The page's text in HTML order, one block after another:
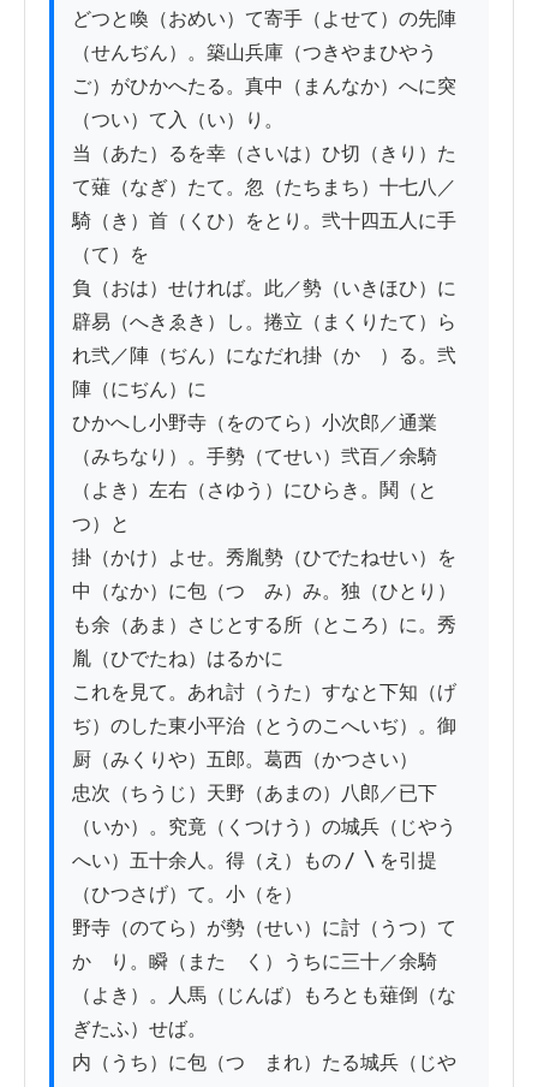
どつと喚（おめい）て寄手（よせて）の先陣
（せんぢん）。築山兵庫（つきやまひやう
ご）がひかへたる。真中（まんなか）へに突
（つい）て入（い）り。
当（あた）るを幸（さいは）ひ切（きり）た
て薙（なぎ）たて。忽（たちまち）十七八／
騎（き）首（くひ）をとり。弐十四五人に手
（て）を
負（おは）せければ。此／勢（いきほひ）に
辟易（へきゑき）し。捲立（まくりたて）ら
れ弐／陣（ぢん）になだれ掛（かゝ）る。弐
陣（にぢん）に
ひかへし小野寺（をのてら）小次郎／通業
（みちなり）。手勢（てせい）弐百／余騎
（よき）左右（さゆう）にひらき。鬨（と
つ）と
掛（かけ）よせ。秀胤勢（ひでたねせい）を
中（なか）に包（つゝみ）み。独（ひとり）
も余（あま）さじとする所（ところ）に。秀
胤（ひでたね）はるかに
これを見て。あれ討（うた）すなと下知（げ
ぢ）のした東小平治（とうのこへいぢ）。御
厨（みくりや）五郎。葛西（かつさい）
忠次（ちうじ）天野（あまの）八郎／已下
（いか）。究竟（くつけう）の城兵（じやう
へい）五十余人。得（え）もの〳〵を引提
（ひつさげ）て。小（を）
野寺（のてら）が勢（せい）に討（うつ）て
かゝり。瞬（またゝく）うちに三十／余騎
（よき）。人馬（じんば）もろとも薙倒（な
ぎたふ）せば。
内（うち）に包（つゝまれ）たる城兵（じや